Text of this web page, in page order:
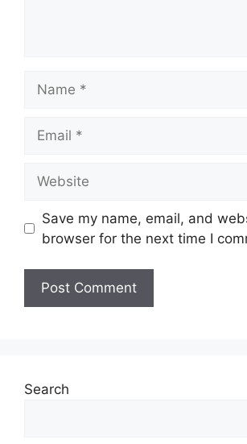
Save my name, email, and
browser for the next time I
Search